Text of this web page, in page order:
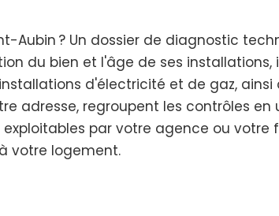
Aubin ? Un dossier de diagnostic
du bien et l'âge de ses installations,
d'électricité et de gaz,
adresse, regroupent les contrôles en
par votre agence ou
votre logement.